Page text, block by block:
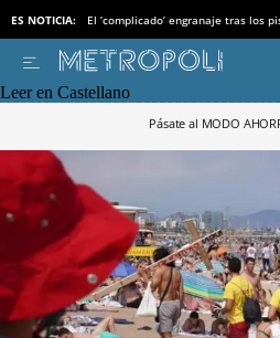
ES NOTICIA: El ‘complicado’ engranaje tras los
Leer en Castellano
Pásate al MODO